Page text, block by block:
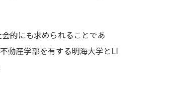
的にも求められることであ
動産学部を有する明海大学とLI